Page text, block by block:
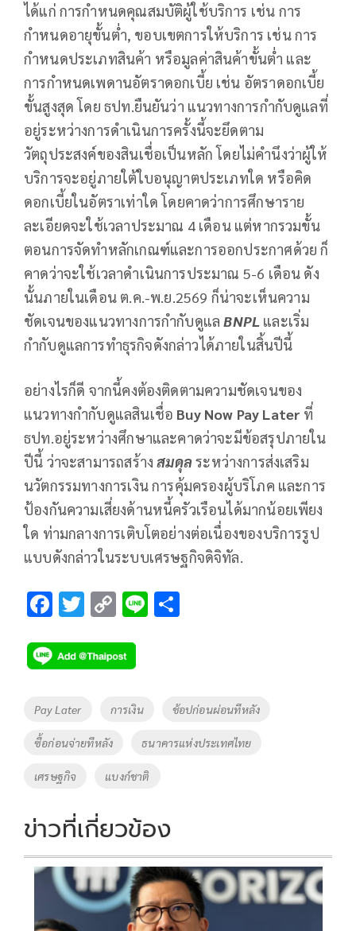
ได้แก่ การกำหนดคุณสมบัติผู้ใช้บริการ เช่น การ
กำหนดอายุขั้นต่ำ, ขอบเขตการให้บริการ เช่น การ
กำหนดประเภทสินค้า หรือมูลค่าสินค้าขั้นต่ำ และ
การกำหนดเพดานอัตราดอกเบี้ย เช่น อัตราดอกเบี้ย
ขั้นสูงสุด โดย ธปท.ยืนยันว่า แนวทางการกำกับดูแลที่
อยู่ระหว่างการดำเนินการครั้งนี้จะยึดตาม
วัตถุประสงค์ของสินเชื่อเป็นหลัก โดยไม่คำนึงว่าผู้ให้
บริการจะอยู่ภายใต้ใบอนุญาตประเภทใด หรือคิด
ดอกเบี้ยในอัตราเท่าใด โดยคาดว่าการศึกษาราย
ละเอียดจะใช้เวลาประมาณ 4 เดือน แต่หากรวมขั้น
ตอนการจัดทำหลักเกณฑ์และการออกประกาศด้วย ก็
คาดว่าจะใช้เวลาดำเนินการประมาณ 5-6 เดือน ดัง
นั้นภายในเดือน ต.ค.-พ.ย.2569 ก็น่าจะเห็นความ
ชัดเจนของแนวทางการกำกับดูแลBNPL และเริ่ม
กำกับดูแลการทำธุรกิจดังกล่าวได้ภายในสิ้นปีนี้
อย่างไรก็ดี จากนี้คงต้องติดตามความชัดเจนของ
แนวทางกำกับดูแลสินเชื่อ Buy Now Pay Later ที่
ธปท.อยู่ระหว่างศึกษาและคาดว่าจะมีข้อสรุปภายใน
ปีนี้ ว่าจะสามารถสร้างสมดุลระหว่างการส่งเสริม
นวัตกรรมทางการเงิน การคุ้มครองผู้บริโภค และการ
ป้องกันความเสี่ยงด้านหนี้ครัวเรือนได้มากน้อยเพียง
ใด ท่ามกลางการเติบโตอย่างต่อเนื่องของบริการรูป
แบบดังกล่าวในระบบเศรษฐกิจดิจิทัล.
F
e
b
o
o
k
T
tt
er
C
p
y
Li
Li
Tags
Pay Later การเงิน ช้อปก่อนผ่อนทีหลัง
ซื้อก่อนจ่ายทีหลัง ธนาคารแห่งประเทศไทย
เศรษฐกิจ แบงก์ชาติ
ข่าวที่เกี่ยวข้อง